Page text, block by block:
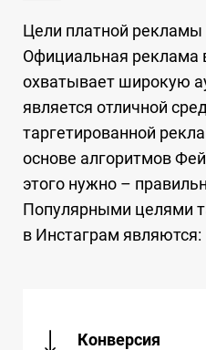
Цели платной рекламы
Официальная реклама
охватывает широкую
является отличной
таргетированной
основе алгоритмов
этого нужно –
Популярными целями
в Инстаграм являются:
Конверсия